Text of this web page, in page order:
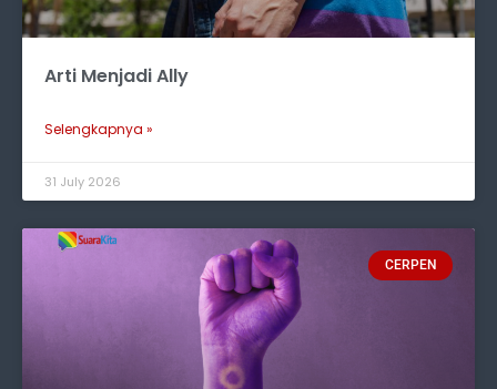
Arti Menjadi Ally
Selengkapnya »
31 July 2026
CERPEN